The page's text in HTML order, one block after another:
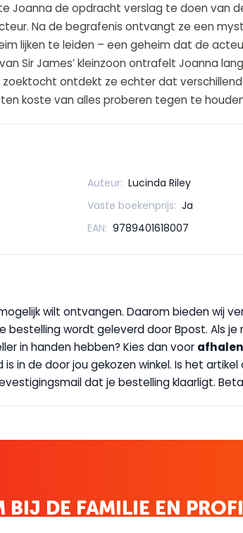
Joanna de opdracht verslag te doen van
Na de begrafenis ontvangt ze een
lijken te leiden – een geheim dat de
Sir James’ kleinzoon ontrafelt Joanna
ontdekt ze echter dat
koste van alles proberen tegen te
Auteur: Lucinda Riley
Vaste boekenprijs: Ja
EAN: 9789401618007
wilt ontvangen. Daarom bieden wij
bestelling wordt geleverd door Bpost. Als
in handen hebben? Kies dan voor
in de door jou gekozen winkel. Is het
dat je bestelling klaarligt.
BIJ DE FAMILIE EN